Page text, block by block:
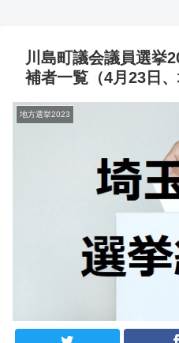
川島町議会議員選挙
補者一覧（4月23日、
地方選挙2023